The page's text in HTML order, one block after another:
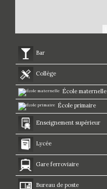
Bar
Collège
École maternelle
École primaire
Enseignement supérieur
Lycée
Gare ferroviaire
Bureau de poste